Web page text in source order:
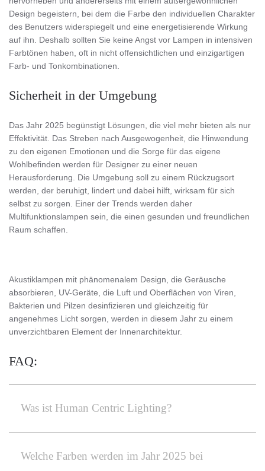
Design begeistern, bei dem die Farbe den individuellen Charakter
des Benutzers widerspiegelt und eine energetisierende Wirkung
auf ihn. Deshalb sollten Sie keine Angst vor Lampen in intensiven
Farbtönen haben, oft in nicht offensichtlichen und einzigartigen
Farb- und Tonkombinationen.
Sicherheit in der Umgebung
Das Jahr 2025 begünstigt Lösungen, die viel mehr bieten als nur
Effektivität. Das Streben nach Ausgewogenheit, die Hinwendung
zu den eigenen Emotionen und die Sorge für das eigene
Wohlbefinden werden für Designer zu einer neuen
Herausforderung. Die Umgebung soll zu einem Rückzugsort
werden, der beruhigt, lindert und dabei hilft, wirksam für sich
selbst zu sorgen. Einer der Trends werden daher
Multifunktionslampen sein, die einen gesunden und freundlichen
Raum schaffen.
Akustiklampen mit phänomenalem Design, die Geräusche
absorbieren, UV-Geräte, die Luft und Oberflächen von Viren,
Bakterien und Pilzen desinfizieren und gleichzeitig für
angenehmes Licht sorgen, werden in diesem Jahr zu einem
unverzichtbaren Element der Innenarchitektur.
FAQ:
Was ist Human Centric Lighting?
Welche Farben werden im Jahr 2025 bei